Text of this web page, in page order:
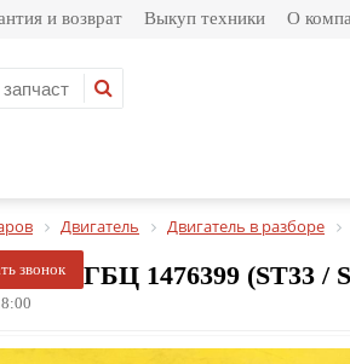
и возврат Выкуп техники О
звонок
Двигатель Двигатель в разборе
ГБЦ 1476399 (ST33 /